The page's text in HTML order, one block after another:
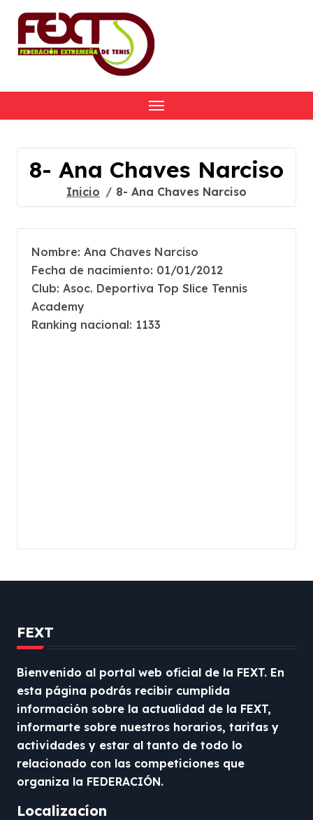
content
8- Ana Chaves Narciso
Inicio 8- Ana Chaves Narciso
Nombre: Ana Chaves Narciso
Fecha de nacimiento: 01/01/2012
Club: Asoc. Deportiva Top Slice Tennis
Academy
Ranking nacional: 1133
FEXT
Bienvenido al portal web oficial de la FEXT. En
esta página podrás recibir cumplida
información sobre la actualidad de la FEXT,
informarte sobre nuestros horarios, tarifas y
actividades y estar al tanto de todo lo
relacionado con las competiciones que
organiza la FEDERACIÓN.
Localizacíon